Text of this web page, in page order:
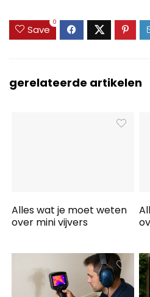
Save
0
gerelateerde artikelen
Alles wat je moet weten
over mini vijvers